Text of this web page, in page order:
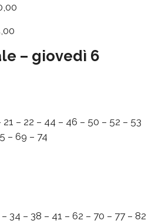
– giovedì 6
21 – 22 – 44 – 46 – 50 – 52 – 53
– 69 – 74
34 – 38 – 41 – 62 – 70 – 77 – 82